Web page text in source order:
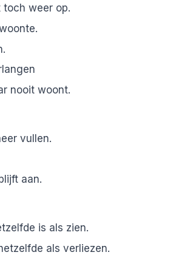
toch weer op.
nooit woont.
vullen.
aan.
is als zien.
als verliezen.